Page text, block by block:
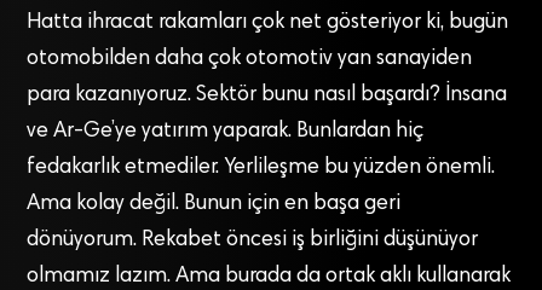
Hatta ihracat rakamları çok net gösteriyor ki, bugün
otomobilden daha çok otomotiv yan sanayiden
para kazanıyoruz. Sektör bunu nasıl başardı? İnsana
ve Ar-Ge’ye yatırım yaparak. Bunlardan hiç
fedakarlık etmediler. Yerlileşme bu yüzden önemli.
Ama kolay değil. Bunun için en başa geri
dönüyorum. Rekabet öncesi iş birliğini düşünüyor
olmamız lazım. Ama burada da ortak aklı kullanarak